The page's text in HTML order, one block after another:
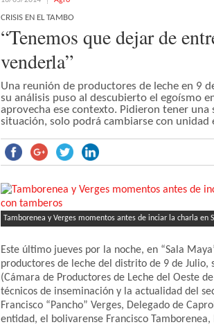
CRISIS EN EL TAMBO
“Tenemos que dejar de
venderla”
Una reunión de productores de leche en 9
su análisis puso al descubierto el egoísmo
aprovecha ese contexto. Pidieron tener
situación, solo podrá cambiarse con unidad
Tamborenea y Verges momentos antes de inciar la charla en
Este último jueves por la noche, en “Sala
productores de leche del distrito de 9 de Julio,
(Cámara de Productores de Leche del Oeste
técnicos de inseminación y la actualidad del
Francisco “Pancho” Verges, Delegado de
entidad, el bolivarense Francisco